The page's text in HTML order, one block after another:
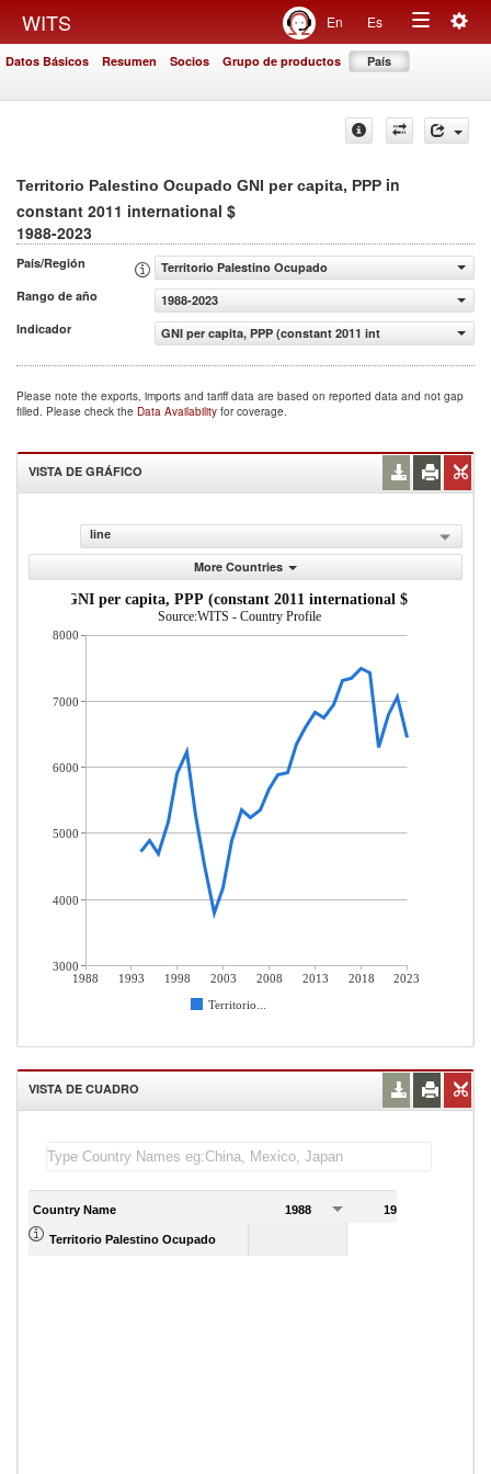
WITS En Es
Toggle
Datos Básicos Resumen Socios Grupo de productos País
Territorio Palestino Ocupado GNI per capita, PPP in
constant 2011 international $
1988-2023
País/Región
Territorio Palestino Ocupado
Rango de año
1988-2023
Indicador
GNI per capita, PPP (constant 2011 international $)
Please note the exports, imports and tariff data are based on reported data and not gap
filled. Please check the Data Availability for coverage.
VISTA DE GRÁFICO
line
More Countries
GNI per capita, PPP (constant 2011 international $)
Source:WITS - Country Profile
1988 1993 1998 2003 2008 2013 2018
2023
Territorio...
8000
7000
6000
5000
4000
3000
VISTA DE CUADRO
Country Name 1988 1989
Territorio Palestino Ocupado